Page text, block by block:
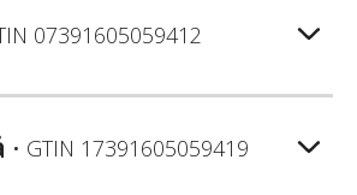
07391605059412
• GTIN 17391605059419